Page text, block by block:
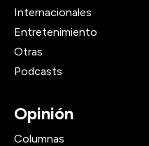
Internacionales
Entretenimiento
Otras
Podcasts
Opinión
Columnas